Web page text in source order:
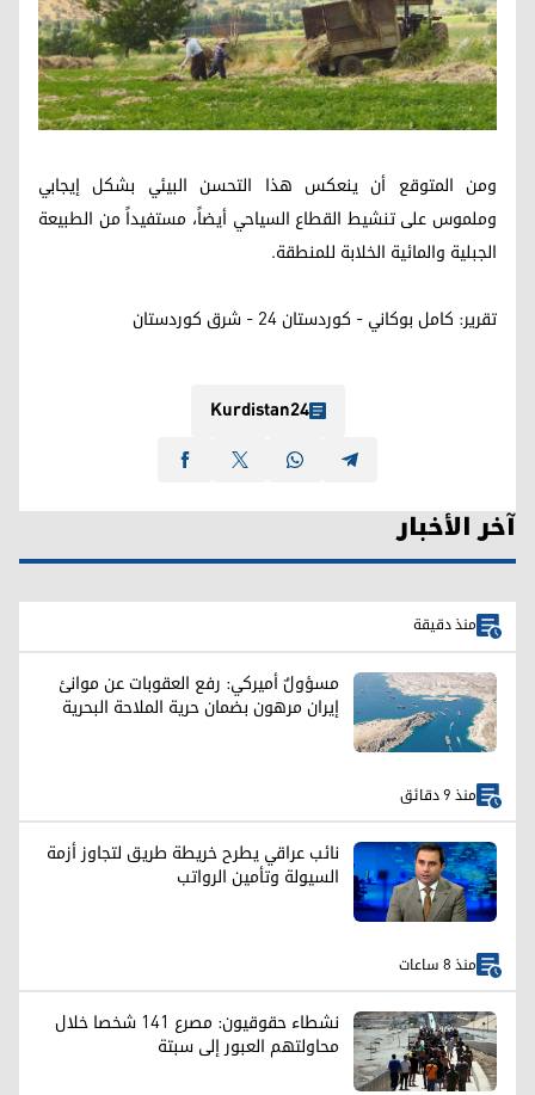
ومن المتوقع أن ينعكس هذا التحسن البيئي بشكل إيجابي
وملموس على تنشيط القطاع السياحي أيضاً، مستفيداً من الطبيعة
الجبلية والمائية الخلابة للمنطقة.
تقریر: كامل بوكاني - كوردستان 24 - شرق كوردستان
Kurdistan24
آخر الأخبار
منذ دقيقة
مسؤولٌ أميركي: رفع العقوبات عن موانئ
إيران مرهون بضمان حرية الملاحة البحرية
منذ 9 دقائق
نائب عراقي يطرح خريطة طريق لتجاوز أزمة
السيولة وتأمين الرواتب
منذ 8 ساعات
نشطاء حقوقيون: مصرع 141 شخصا خلال
محاولتهم العبور إلى سبتة